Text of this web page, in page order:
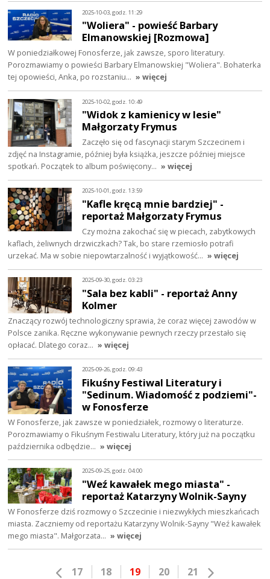
2025-10-03, godz. 11:29
"Woliera" - powieść Barbary
Elmanowskiej [Rozmowa]
W poniedziałkowej Fonosferze, jak zawsze, sporo literatury.
Porozmawiamy o powieści Barbary Elmanowskiej "Woliera". Bohaterka
tej opowieści, Anka, po rozstaniu… » więcej
2025-10-02, godz. 10:49
"Widok z kamienicy w lesie"
Małgorzaty Frymus
Zaczęło się od fascynacji starym Szczecinem i
zdjęć na Instagramie, później była książka, jeszcze później miejsce
spotkań. Początek to album poświęcony… » więcej
2025-10-01, godz. 13:59
"Kafle kręcą mnie bardziej" -
reportaż Małgorzaty Frymus
Czy można zakochać się w piecach, zabytkowych
kaflach, żeliwnych drzwiczkach? Tak, bo stare rzemiosło potrafi
urzekać. Ma w sobie niepowtarzalność i wyjątkowość… » więcej
2025-09-30, godz. 03:23
"Sala bez kabli" - reportaż Anny
Kolmer
Znaczący rozwój technologiczny sprawia, że coraz więcej zawodów w
Polsce zanika. Ręczne wykonywanie pewnych rzeczy przestało się
opłacać. Dlatego coraz… » więcej
2025-09-26, godz. 09:43
Fikuśny Festiwal Literatury i
"Sedinum. Wiadomość z podziemi"-
w Fonosferze
W Fonosferze, jak zawsze w poniedziałek, rozmowy o literaturze.
Porozmawiamy o Fikuśnym Festiwalu Literatury, który już na początku
października odbędzie… » więcej
2025-09-25, godz. 04:00
"Weź kawałek mego miasta" -
reportaż Katarzyny Wolnik-Sayny
W Fonosferze dziś rozmowy o Szczecinie i niezwykłych mieszkańcach
miasta. Zaczniemy od reportażu Katarzyny Wolnik-Sayny "Weź kawałek
mego miasta". Małgorzata… » więcej
17 18 19 20 21